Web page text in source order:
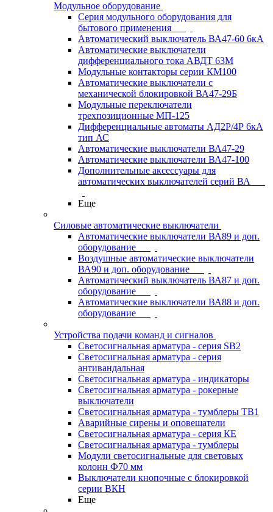
Модульное оборудование
Серия модульного оборудования для
бытового применения
Автоматический выключатель ВА47-60 6кА
Автоматические выключатели
дифференциального тока АВДТ 63М
Модульные контакторы серии КМ100
Автоматические выключатели с
механической блокировкой ВА47-29Б
Модульные переключатели
трехпозиционные МП-125
Дифференциальные автоматы АД2Р/4Р 6кА
тип АС
Автоматические выключатели ВА47-29
Автоматические выключатели ВА47-100
Дополнительные аксессуары для
автоматических выключателей серий ВА
Еще
Силовые автоматические выключатели
Автоматические выключатели ВА89 и доп.
оборудование
Воздушные автоматические выключатели
ВА90 и доп. оборудование
Автоматический выключатель ВА87 и доп.
оборудование
Автоматические выключатели ВА88 и доп.
оборудование
Устройства подачи команд и сигналов
Светосигнальная арматура - серия SB2
Светосигнальная арматура - серия
антивандальная
Светосигнальная арматура - индикаторы
Светосигнальная арматура - рокерные
выключатели
Светосигнальная арматура - тумблеры ТВ1
Аварийные сирены и оповещатели
Светосигнальная арматура - серия КЕ
Светосигнальная арматура - тумблеры
Модули светосигнальные для световых
колонн Ф70 мм
Выключатели кнопочные с блокировкой
серии ВКН
Еще